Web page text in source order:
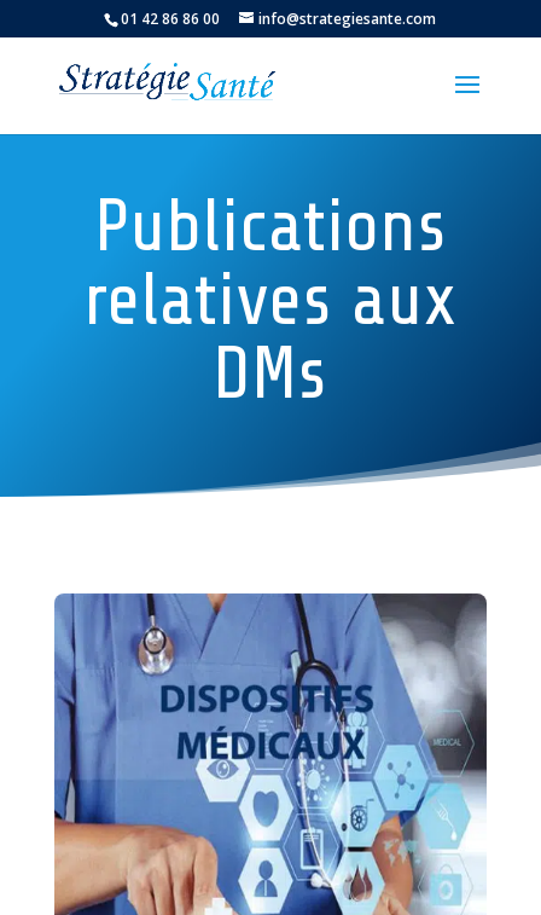
01 42 86 86 00 info@strategiesante.com
Publications
relatives aux
DMs